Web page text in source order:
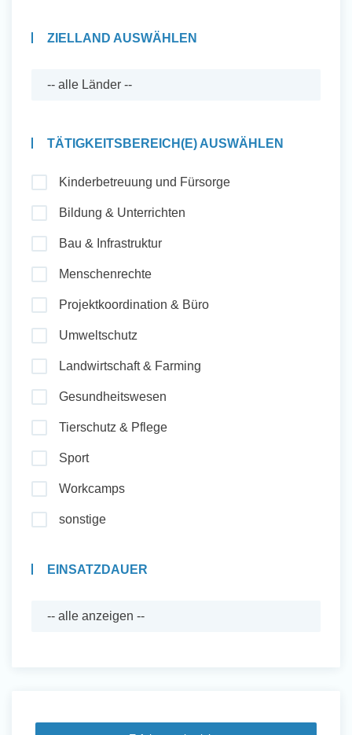
Auslandserfahrung Sammeln
Initiativbewerbung
ZIELLAND AUSWÄHLEN
TÄTIGKEITSBEREICH(E) AUSWÄHLEN
Kinderbetreuung und Fürsorge
Bildung & Unterrichten
Bau & Infrastruktur
Menschenrechte
Projektkoordination & Büro
Umweltschutz
Landwirtschaft & Farming
Gesundheitswesen
Tierschutz & Pflege
Sport
Workcamps
sonstige
EINSATZDAUER